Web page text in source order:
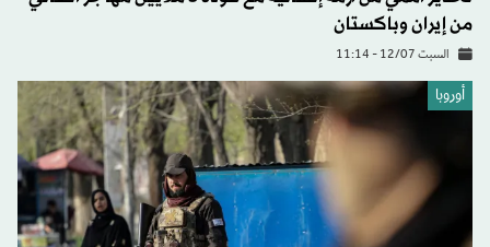
من إيران وباكستان
السبت 12/07 - 11:14
أوروبا